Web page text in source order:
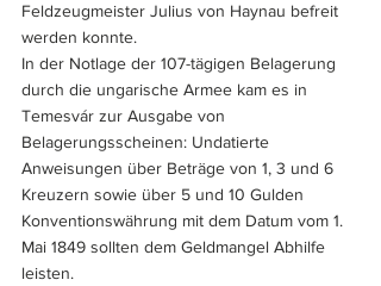
Feldzeugmeister Julius von Haynau befreit
werden konnte.
In der Notlage der 107-tägigen Belagerung
durch die ungarische Armee kam es in
Temesvár zur Ausgabe von
Belagerungsscheinen: Undatierte
Anweisungen über Beträge von 1, 3 und 6
Kreuzern sowie über 5 und 10 Gulden
Konventionswährung mit dem Datum vom 1.
Mai 1849 sollten dem Geldmangel Abhilfe
leisten.